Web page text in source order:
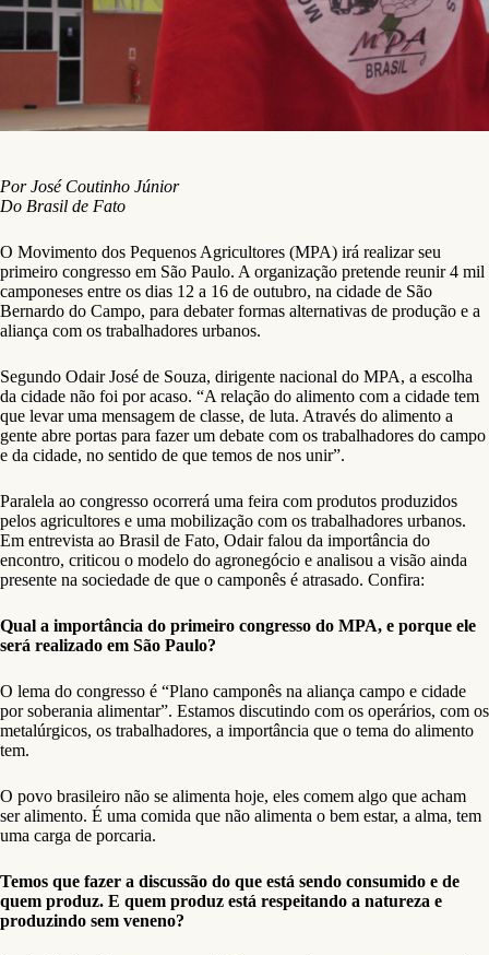
Por José Coutinho Júnior
Do Brasil de Fato
O Movimento dos Pequenos Agricultores (MPA) irá realizar seu
primeiro congresso em São Paulo. A organização pretende reunir 4 mil
camponeses entre os dias 12 a 16 de outubro, na cidade de São
Bernardo do Campo, para debater formas alternativas de produção e a
aliança com os trabalhadores urbanos.
Segundo Odair José de Souza, dirigente nacional do MPA, a escolha
da cidade não foi por acaso. “A relação do alimento com a cidade tem
que levar uma mensagem de classe, de luta. Através do alimento a
gente abre portas para fazer um debate com os trabalhadores do campo
e da cidade, no sentido de que temos de nos unir”.
Paralela ao congresso ocorrerá uma feira com produtos produzidos
pelos agricultores e uma mobilização com os trabalhadores urbanos.
Em entrevista ao Brasil de Fato, Odair falou da importância do
encontro, criticou o modelo do agronegócio e analisou a visão ainda
presente na sociedade de que o camponês é atrasado. Confira:
Qual a importância do primeiro congresso do MPA, e porque ele
será realizado em São Paulo?
O lema do congresso é “Plano camponês na aliança campo e cidade
por soberania alimentar”. Estamos discutindo com os operários, com os
metalúrgicos, os trabalhadores, a importância que o tema do alimento
tem.
O povo brasileiro não se alimenta hoje, eles comem algo que acham
ser alimento. É uma comida que não alimenta o bem estar, a alma, tem
uma carga de porcaria.
Temos que fazer a discussão do que está sendo consumido e de
quem produz. E quem produz está respeitando a natureza e
produzindo sem veneno?